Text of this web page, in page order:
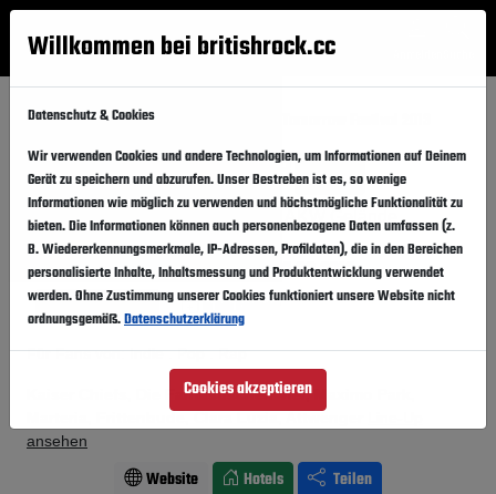
Menü
Startseite Festivals
Tomorrow Festival 2013 Folgen
Österreich, Zwentendorf, AKW Gelände
Donnerstag,30.05.2013-Sonntag,02.06.2013
Vergangener Event
Für Fans von: Indie . Pop . Rap
Kaiser Chiefs, Die Fantastischen Vier, Maximo Park,
ansehen
Website Hotels Teilen
Willkommen bei britishrock.cc
Datenschutz & Cookies
Wir verwenden Cookies und andere Technologien, um Informationen auf Deinem
Gerät zu speichern und abzurufen. Unser Bestreben ist es, so wenige
Informationen wie möglich zu verwenden und höchstmögliche Funktionalität zu
bieten. Die Informationen können auch personenbezogene Daten umfassen (z.
B. Wiedererkennungsmerkmale, IP-Adressen, Profildaten), die in den Bereichen
personalisierte Inhalte, Inhaltsmessung und Produktentwicklung verwendet
werden. Ohne Zustimmung unserer Cookies funktioniert unsere Website nicht
ordnungsgemäß.Datenschutzerklärung
Cookies akzeptieren